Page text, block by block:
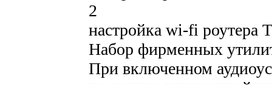
2
настройка wi-fi роутера
Набор фирменных
При включенном